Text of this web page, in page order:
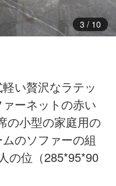
3/ 10
い贅沢なラテッ
ーネットの赤い
の小型の家庭用の
のソファーの組
の位（285*95*90